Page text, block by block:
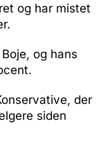
og har mistet
og hans
der
siden